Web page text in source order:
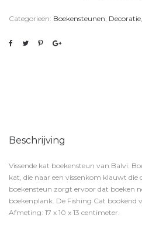
Categorieën: Boekensteunen, Decoratie,
Beschrijving
Vissende kat boekensteun van Balvi.
kat, die naar een vissenkom klauwt die
boekensteun zorgt ervoor dat boeken
boekenplank. De Fishing Cat bookend
Afmeting: 17 x 10 x 13 centimeter.